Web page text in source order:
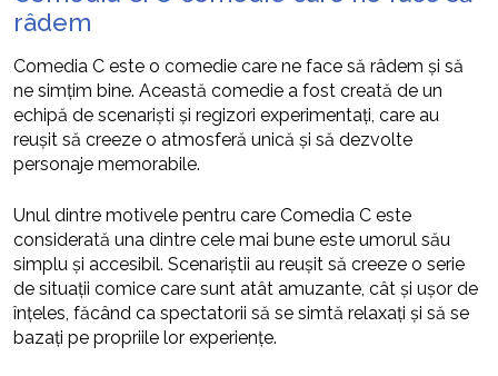
râdem
Comedia C este o comedie care ne face să râdem și să
ne simțim bine. Această comedie a fost creată de un
echipă de scenariști și regizori experimentați, care au
reușit să creeze o atmosferă unică și să dezvolte
personaje memorabile.
Unul dintre motivele pentru care Comedia C este
considerată una dintre cele mai bune este umorul său
simplu și accesibil. Scenariștii au reușit să creeze o serie
de situații comice care sunt atât amuzante, cât și ușor de
înțeles, făcând ca spectatorii să se simtă relaxați și să se
bazați pe propriile lor experiențe.